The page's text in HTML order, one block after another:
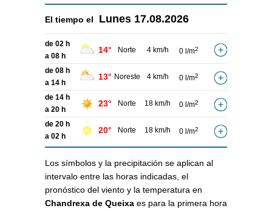
El tiempo el Lunes 17.08.2026
de 02 h
a 08 h
14° Norte 4 km/h 0 l/m2
de 08 h
a 14 h
13° Noreste 4 km/h 0 l/m2
de 14 h
a 20 h
23° Norte 18 km/h 0 l/m2
de 20 h
a 02 h
20° Norte 18 km/h 0 l/m2
Los símbolos y la precipitación se aplican al
intervalo entre las horas indicadas, el
pronóstico del viento y la temperatura en
Chandrexa de Queixa es para la primera hora